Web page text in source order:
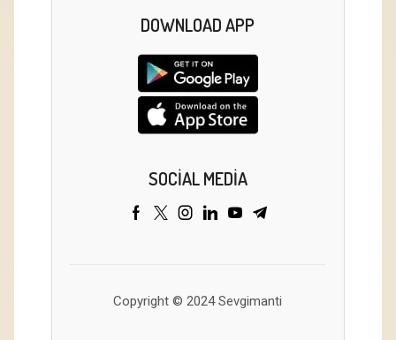
DOWNLOAD APP
SOCIAL MEDIA
Copyright © 2024 Sevgimanti